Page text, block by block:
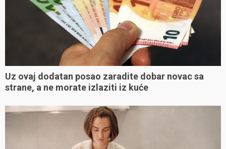
Uz ovaj dodatan posao zaradite dobar novac sa
strane, a ne morate izlaziti iz kuće